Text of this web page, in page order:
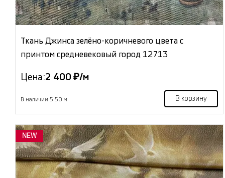
Ткань Джинса зелёно-коричневого цвета с
принтом средневековый город 12713
Цена:2 400 ₽/м
В наличии 5.50 м В корзину
NEW